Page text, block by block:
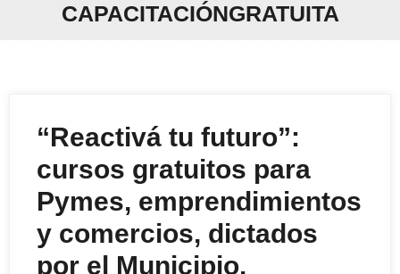
CAPACITACIÓNGRATUITA
“Reactivá tu futuro”:
cursos gratuitos para
Pymes, emprendimientos
y comercios, dictados
por el Municipio.